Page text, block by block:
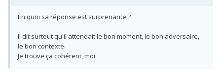
En quoi sa réponse est surprenante ?
Il dit surtout qu'il attendait le bon moment, le bon adversaire,
le bon contexte.
Je trouve ça cohérent, moi.